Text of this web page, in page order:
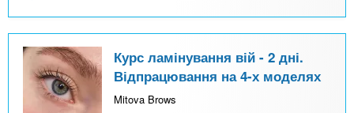
Курс ламінування вій - 2 дні.
Відпрацювання на 4-х моделях
Mitova Brows